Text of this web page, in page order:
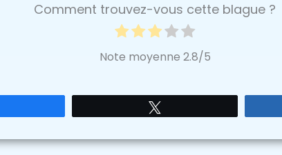
Comment trouvez-vous cette blague ?
Note moyenne 2.8/5